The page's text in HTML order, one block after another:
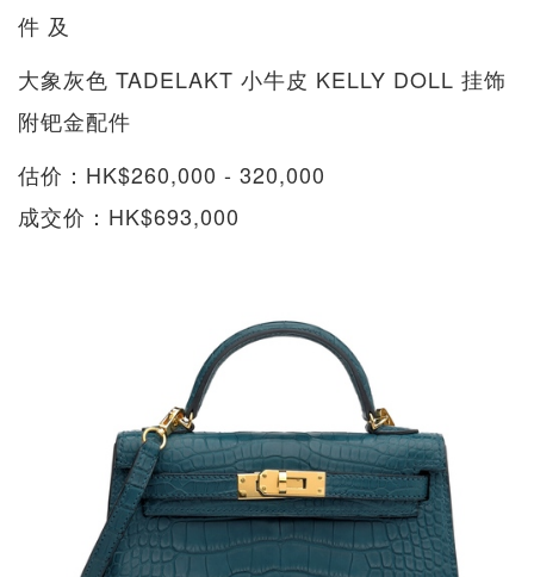
件 及
大象灰色 TADELAKT 小牛皮 KELLY DOLL 挂饰
附钯金配件
估价：HK$260,000 - 320,000
成交价：HK$693,000